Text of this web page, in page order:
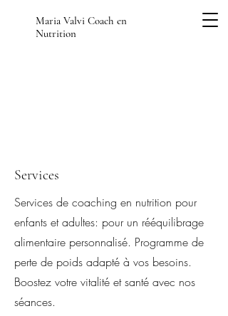
Maria Valvi Coach en
Nutrition
Services
Services de coaching en nutrition pour
enfants et adultes: pour un rééquilibrage
alimentaire personnalisé. Programme de
perte de poids adapté à vos besoins.
Boostez votre vitalité et santé avec nos
séances.